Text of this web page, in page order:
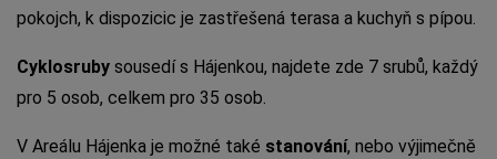
pokojch, k dispozicic je zastřešená terasa a kuchyň s pípou.
Cyklosruby sousedí s Hájenkou, najdete zde 7 srubů, každý
pro 5 osob, celkem pro 35 osob.
V Areálu Hájenka je možné také stanování, nebo výjimečně